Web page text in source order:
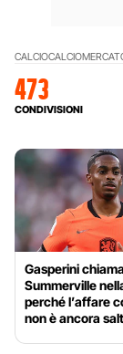
CALCIO
473
CONDIVISIONI
Gasperini
Summerville
perché l’affare
non è ancora